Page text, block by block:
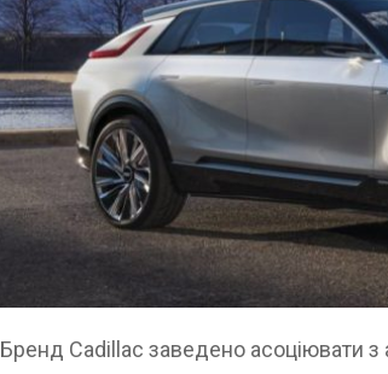
Бренд Cadillac заведено асоціювати